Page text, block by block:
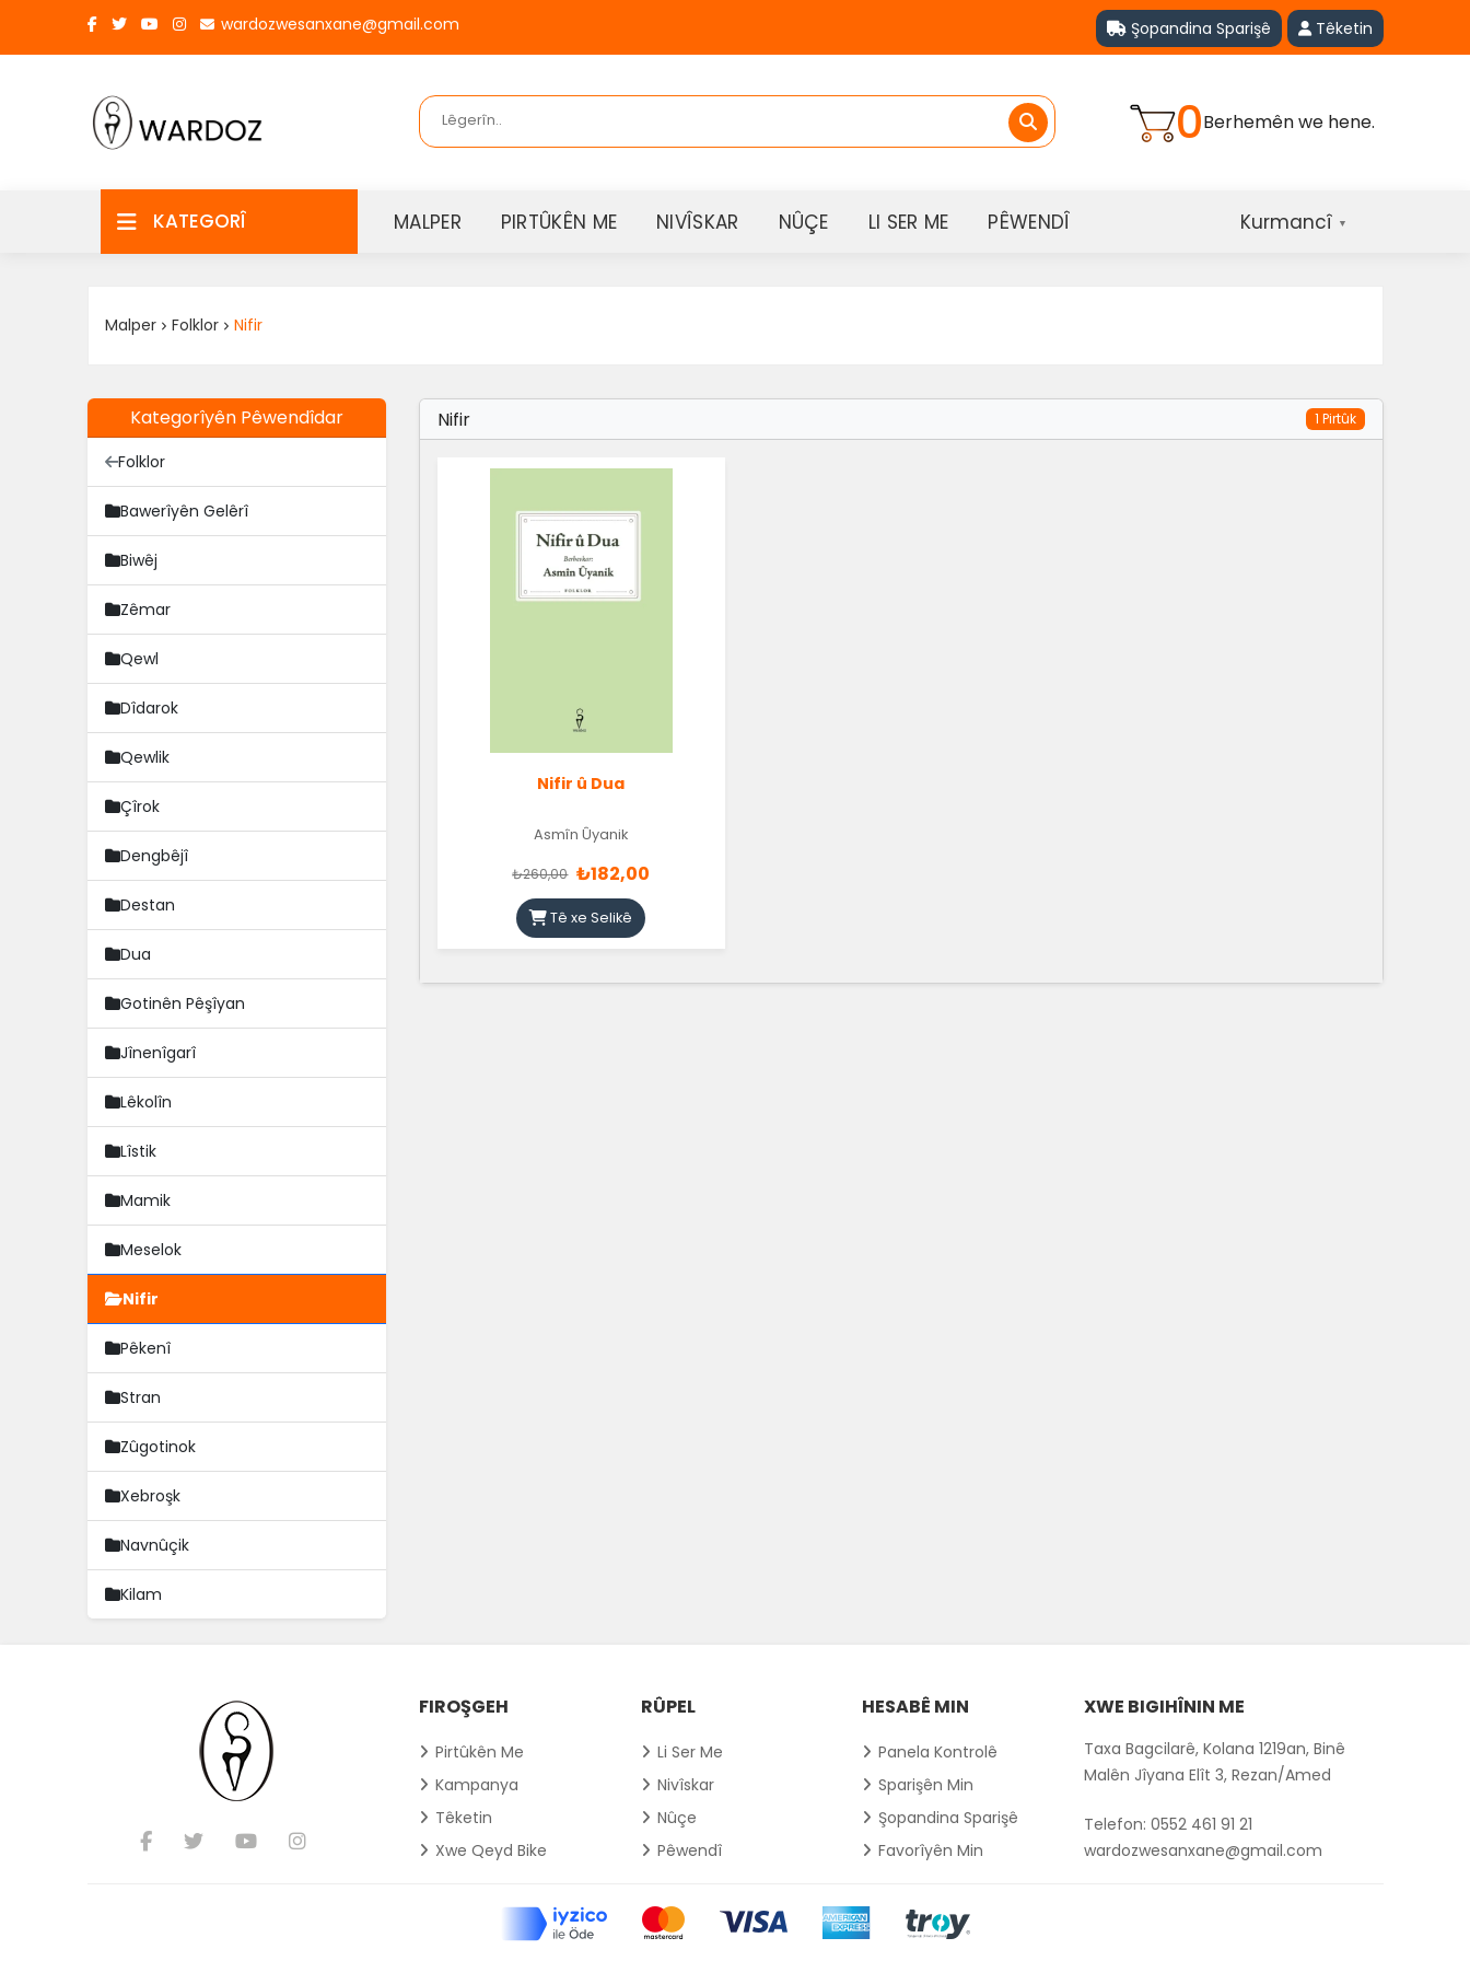
wardozwesanxane@gmail.com Şopandina Sparişê Têketin
0Berhemên we hene.
KATEGORÎ MALPER PIRTÛKÊN ME NIVÎSKAR NÛÇE LI SER ME PÊWENDÎ Kurmancî ▼
Malper Folklor Nifir
Kategorîyên Pêwendîdar
Folklor
Bawerîyên Gelêrî
Biwêj
Zêmar
Qewl
Dîdarok
Qewlik
Çîrok
Dengbêjî
Destan
Dua
Gotinên Pêşîyan
Jînenîgarî
Lêkolîn
Lîstik
Mamik
Meselok
Nifir
Pêkenî
Stran
Zûgotinok
Xebroşk
Navnûçik
Kilam
Nifir 1 Pirtûk
Nifir û Dua
Asmîn Ûyanik
₺260,00 ₺182,00
Tê xe Selikê
FIROŞGEH
Pirtûkên Me
Kampanya
Têketin
Xwe Qeyd Bike
RÛPEL
Li Ser Me
Nivîskar
Nûçe
Pêwendî
HESABÊ MIN
Panela Kontrolê
Sparişên Min
Şopandina Sparişê
Favorîyên Min
XWE BIGIHÎNIN ME
Taxa Bagcilarê, Kolana 1219an, Binê
Malên Jîyana Elît 3, Rezan/Amed
Telefon: 0552 461 91 21
wardozwesanxane@gmail.com